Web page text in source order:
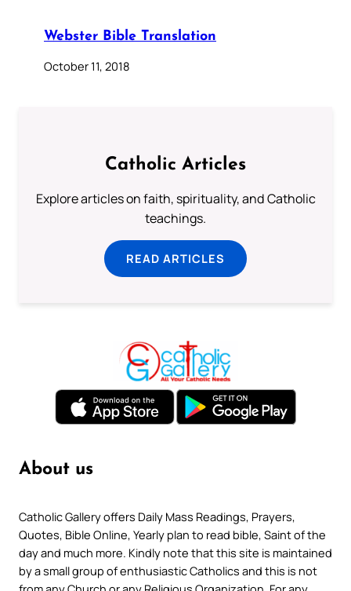
Webster Bible Translation
October 11, 2018
Catholic Articles
Explore articles on faith, spirituality, and Catholic
teachings.
READ ARTICLES
About us
Catholic Gallery offers Daily Mass Readings, Prayers,
Quotes, Bible Online, Yearly plan to read bible, Saint of the
day and much more. Kindly note that this site is maintained
by a small group of enthusiastic Catholics and this is not